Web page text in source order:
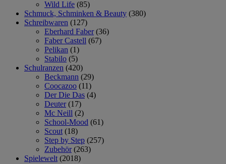
Wild Life (85)
Schmuck, Schminken & Beauty (380)
Schreibwaren (127)
Eberhard Faber (36)
Faber Castell (67)
Pelikan (1)
Stabilo (5)
Schulranzen (420)
Beckmann (29)
Coocazoo (11)
Der Die Das (4)
Deuter (17)
Mc Neill (2)
School-Mood (61)
Scout (18)
Step by Step (257)
Zubehör (263)
Spielewelt (2018)